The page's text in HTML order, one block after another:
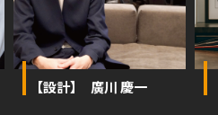
【設計】 廣川 慶一